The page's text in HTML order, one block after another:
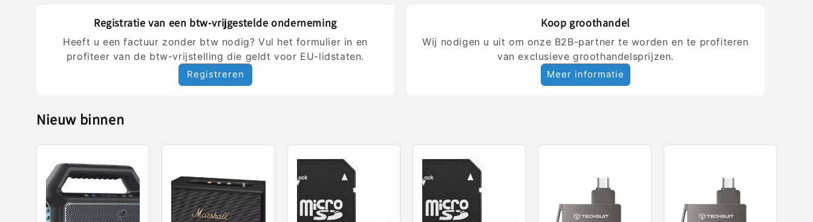
Registratie van een btw-vrijgestelde onderneming
Heeft u een factuur zonder btw nodig? Vul het formulier in en
profiteer van de btw-vrijstelling die geldt voor EU-lidstaten.
Registreren
Koop groothandel
Wij nodigen u uit om onze B2B-partner te worden en te profiteren
van exclusieve groothandelsprijzen.
Meer informatie
Nieuw binnen